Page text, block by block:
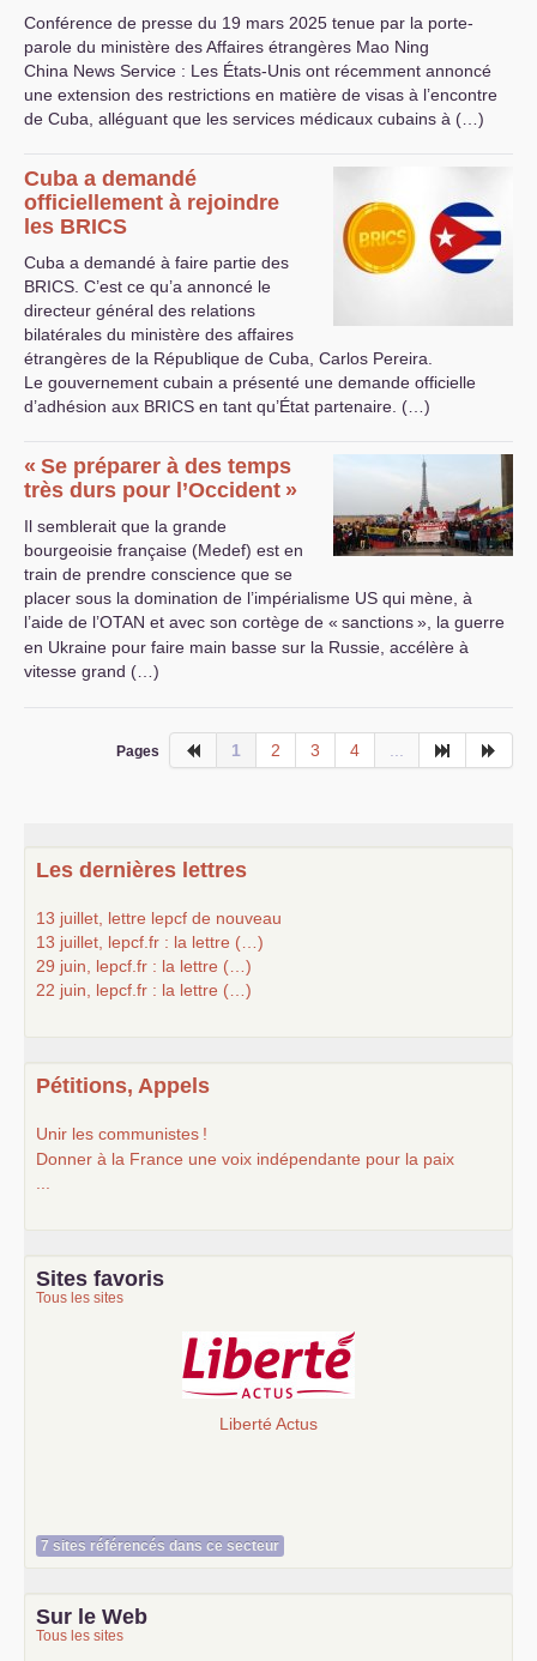
Conférence de presse du 19 mars 2025 tenue par la porte-
parole du ministère des Affaires étrangères Mao Ning
China News Service : Les États-Unis ont récemment annoncé
une extension des restrictions en matière de visas à l’encontre
de Cuba, alléguant que les services médicaux cubains à (…)
Cuba a demandé
officiellement à rejoindre
les BRICS
Cuba a demandé à faire partie des
BRICS . C’est ce qu’a annoncé le
directeur général des relations
bilatérales du ministère des affaires
étrangères de la République de Cuba, Carlos Pereira.
Le gouvernement cubain a présenté une demande officielle
d’adhésion aux BRICS en tant qu’État partenaire. (…)
« Se préparer à des temps
très durs pour l’Occident »
Il semblerait que la grande
bourgeoisie française (Medef) est en
train de prendre conscience que se
placer sous la domination de l’impérialisme US qui mène, à
l’aide de l’OTAN et avec son cortège de « sanctions», la guerre
en Ukraine pour faire main basse sur la Russie, accélère à
vitesse grand (…)
Pages 1 2 3 4
Les dernières lettres
13 juillet, lettre lepcf de nouveau
13 juillet, lepcf.fr : la lettre (…)
29 juin, lepcf.fr : la lettre (…)
22 juin, lepcf.fr : la lettre (…)
Pétitions, Appels
Unir les communistes !
Donner à la France une voix indépendante pour la paix
Sites favoris
Tous les sites
Liberté Actus
7 sites référencés dans ce secteur
Sur le Web
Tous les sites